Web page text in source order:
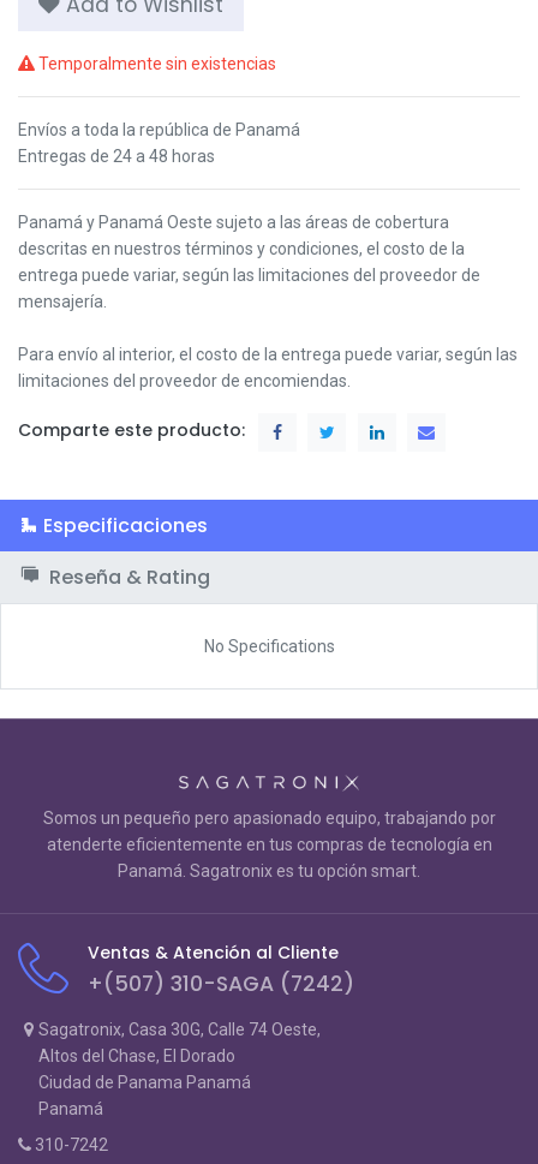
Temporalmente sin existencias
Envíos a toda la república de Panamá
Entregas de 24 a 48 horas
Panamá y Panamá Oeste sujeto a las áreas de cobertura
descritas en nuestros términos y condiciones, el costo de la
entrega puede variar, según las limitaciones del proveedor de
mensajería.
Para envío al interior, el costo de la entrega puede variar, según las
limitaciones del proveedor de encomiendas.
Comparte este producto:
Especificaciones
Reseña & Rating
No Specifications
Somos un pequeño pero apasionado equipo, trabajando por
atenderte eficientemente en tus compras de tecnología en
Panamá. Sagatronix es tu opción smart.
Ventas & Atención al Cliente
+(507) 310-SAGA (7242)
Sagatronix, Casa 30G, Calle 74 Oeste,
Altos del Chase, El Dorado
Ciudad de Panama Panamá
Panamá
310-7242